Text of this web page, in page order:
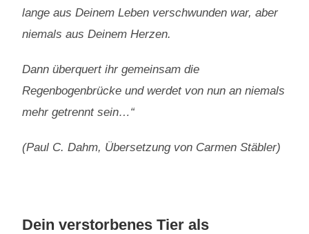
lange aus Deinem Leben verschwunden war, aber
niemals aus Deinem Herzen.
Dann überquert ihr gemeinsam die
Regenbogenbrücke und werdet von nun an niemals
mehr getrennt sein…“
(Paul C. Dahm, Übersetzung von Carmen Stäbler)
Dein verstorbenes Tier als